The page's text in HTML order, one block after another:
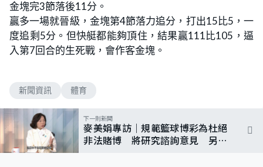
金塊完3節落後11分。
贏多一場就晉級，金塊第4節落力追分，打出15比5，一
度追剩5分。但快艇都能夠頂住，結果贏111比105，逼
入第7回合的生死戰，會作客金塊。
新聞資訊 體育
下一則新聞
麥美娟專訪｜規範籃球博彩為杜絕
非法賭博 將研究諮詢意見 另料